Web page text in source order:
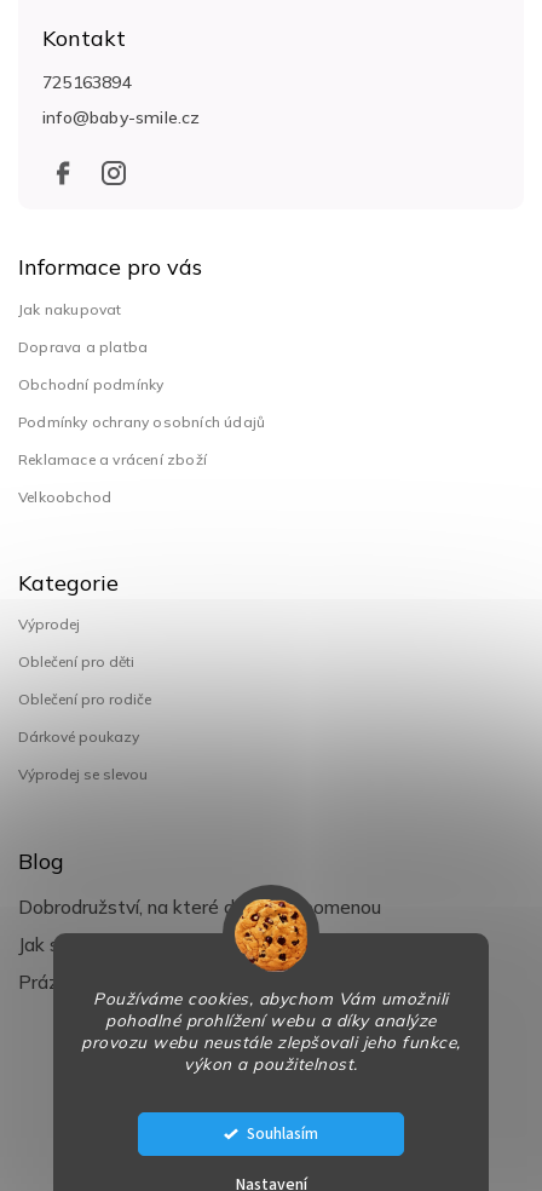
Používáme cookies, abychom Vám umožnili
pohodlné prohlížení webu a díky analýze
provozu webu neustále zlepšovali jeho funkce,
výkon a použitelnost.
Souhlasím
Nastavení
Kontakt
info@baby-smile.cz
725163894
Informace pro vás
Jak nakupovat
Doprava a platba
Obchodní podmínky
Podmínky ochrany osobních údajů
Reklamace a vrácení zboží
Velkoobchod
Kategorie
Výprodej
Oblečení pro děti
Oblečení pro rodiče
Dárkové poukazy
Výprodej se slevou
Blog
Dobrodružství, na které děti nezapomenou
Jak si užít léto s dětmi naplno
Prázdniny klepou na dveře
BaBy-smile.cz. Všechna práva vyhrazena.